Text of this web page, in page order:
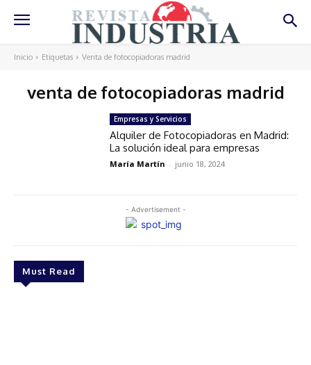
Inicio Etiquetas Venta de fotocopiadoras madrid
venta de fotocopiadoras madrid
- Advertisement -
Must Read
Empresas y Servicios
Alquiler de Fotocopiadoras en Madrid:
La solución ideal para empresas
María Martín - junio 18, 2024